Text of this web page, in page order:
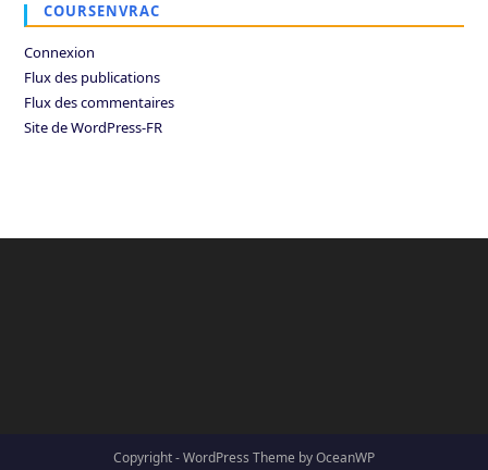
COURSENVRAC
Connexion
Flux des publications
Flux des commentaires
Site de WordPress-FR
Copyright - WordPress Theme by OceanWP